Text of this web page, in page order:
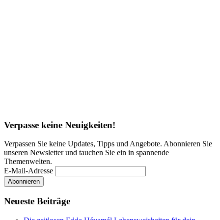
Verpasse keine Neuigkeiten!
Verpassen Sie keine Updates, Tipps und Angebote. Abonnieren Sie
unseren Newsletter und tauchen Sie ein in spannende
Themenwelten.
E-Mail-Adresse
Neueste Beiträge